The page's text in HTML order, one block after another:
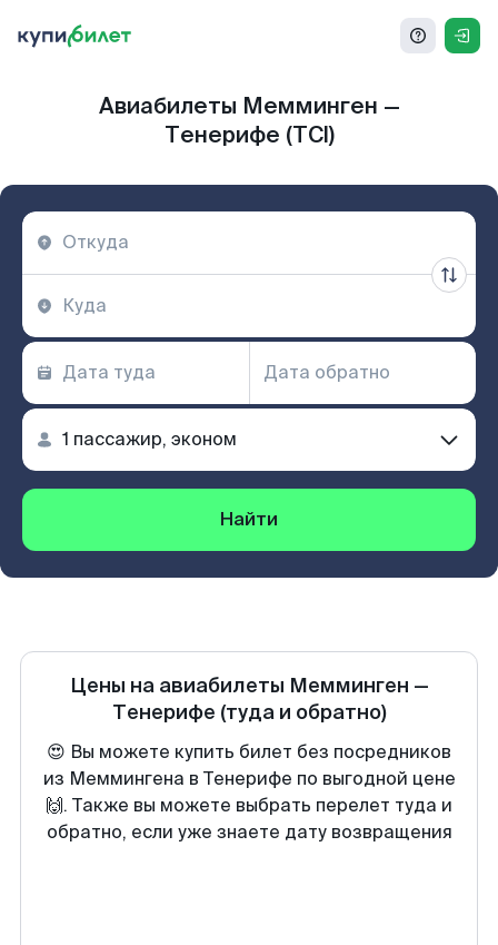
Авиабилеты Мемминген —
Тенерифе (TCI)
Найти
Цены на авиабилеты Мемминген —
Тенерифе (туда и обратно)
😍 Вы можете купить билет без посредников
из Меммингена в Тенерифе по выгодной цене
🙌. Также вы можете выбрать перелет туда и
обратно, если уже знаете дату возвращения